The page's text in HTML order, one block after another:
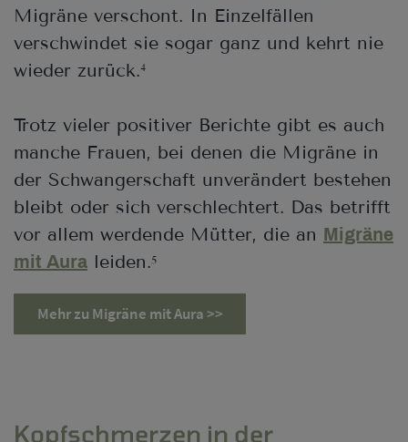
Migräne verschont. In Einzelfällen
verschwindet sie sogar ganz und kehrt nie
wieder zurück.4
Trotz vieler positiver Berichte gibt es auch
manche Frauen, bei denen die Migräne in
der Schwangerschaft unverändert bestehen
bleibt oder sich verschlechtert. Das betrifft
vor allem werdende Mütter, die an Migräne
mit Aura leiden.5
Mehr zu Migräne mit Aura >>
Kopfschmerzen in der